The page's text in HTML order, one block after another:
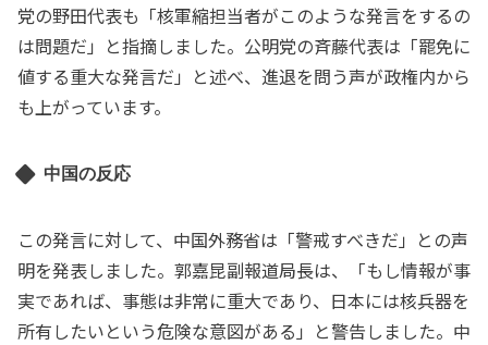
党の野田代表も「核軍縮担当者がこのような発言をするの
は問題だ」と指摘しました。公明党の斉藤代表は「罷免に
値する重大な発言だ」と述べ、進退を問う声が政権内から
も上がっています。
中国の反応
この発言に対して、中国外務省は「警戒すべきだ」との声
明を発表しました。郭嘉昆副報道局長は、「もし情報が事
実であれば、事態は非常に重大であり、日本には核兵器を
所有したいという危険な意図がある」と警告しました。中